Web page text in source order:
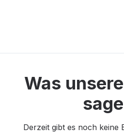
Was
Derzeit gibt es noch keine